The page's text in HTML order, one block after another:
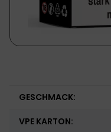
GESCHMACK:
VPE KARTON: